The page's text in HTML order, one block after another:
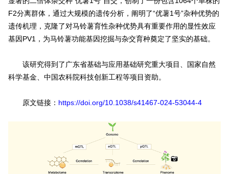
F2分离群体，通过大规模的遗传分析，阐明了“优薯1号”杂种优势的
遗传机理，克隆了对马铃薯育性杂种优势具有重要作用的显性效应
基因PV1，为马铃薯功能基因挖掘与杂交育种奠定了坚实的基础。
该研究得到了广东省基础与应用基础研究重大项目、国家自然
科学基金、中国农科院科技创新工程等项目资助。
原文链接： https://doi.org/10.1038/s41467-024-53044-4